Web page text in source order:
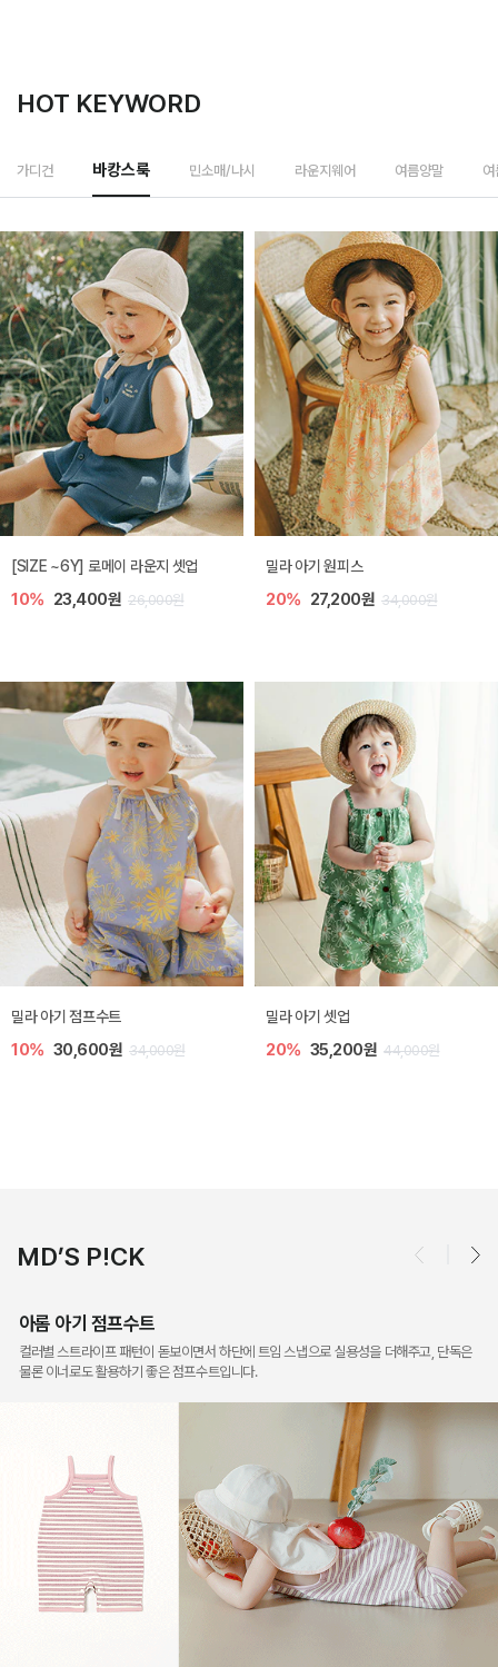
HOT KEYWORD
가디건 바캉스룩 민소매/나시 라운지웨어 여름양말
엘리오 아기 블라우스
20% 21,600원 27,000원
엘로디 니트 아기 뷔스티에
20% 21,600원 27,000원
토닉 아기 민소매 티셔츠
20% 11,200원 14,000원
베티 니트 아기 민소매 티셔츠
10% 24,300원 27,000원
MD’S P!CK
아롬 아기 점프수트
컬러별 스트라이프 패턴이 돋보이면서 하단에 트임 스냅으로 실용성을 더해주고, 단독은
물론 이너로도 활용하기 좋은 점프수트입니다.